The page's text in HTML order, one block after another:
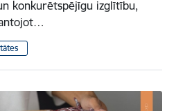
konkurētspējīgu izglītību,